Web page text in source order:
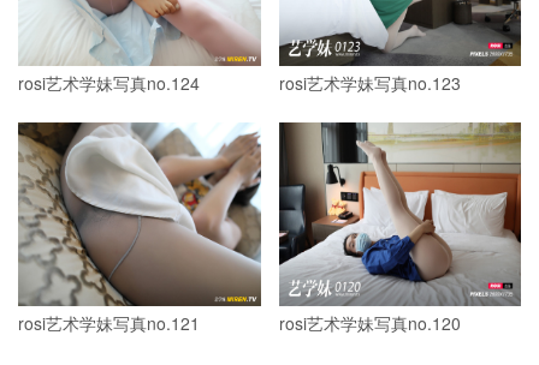
rosi艺术学妹写真no.124 rosi艺术学妹写真no.123
rosi艺术学妹写真no.121 rosi艺术学妹写真no.120